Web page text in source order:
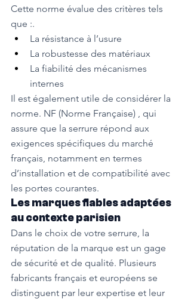
Cette norme évalue des critères tels
que :.
La résistance à l’usure
La robustesse des matériaux
La fiabilité des mécanismes
internes
Il est également utile de considérer la
norme. NF (Norme Française) , qui
assure que la serrure répond aux
exigences spécifiques du marché
français, notamment en termes
d’installation et de compatibilité avec
les portes courantes.
Les marques fiables adaptées
au contexte parisien
Dans le choix de votre serrure, la
réputation de la marque est un gage
de sécurité et de qualité. Plusieurs
fabricants français et européens se
distinguent par leur expertise et leur